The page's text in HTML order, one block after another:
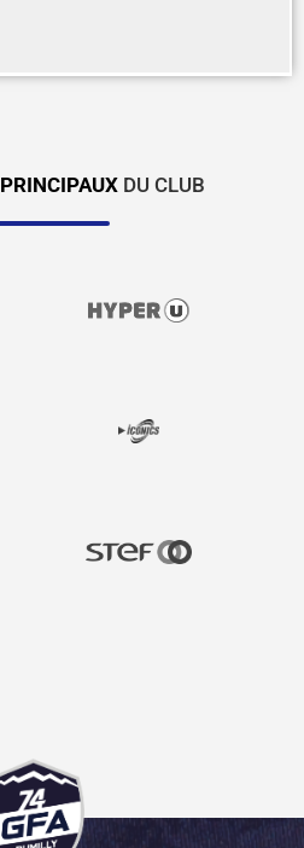
PRINCIPAUX DU CLUB